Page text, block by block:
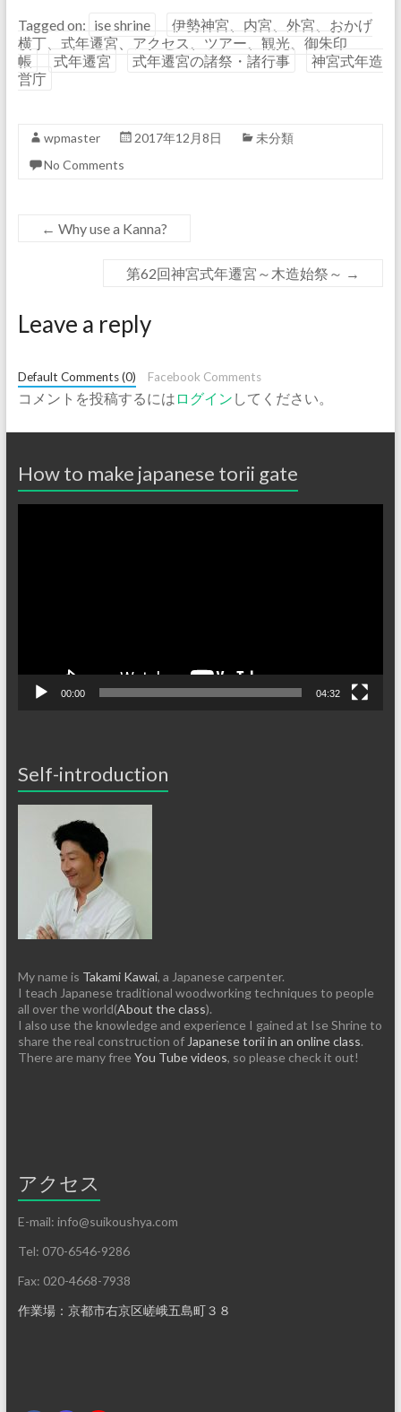
Tagged on: ise shrine
伊勢神宮、内宮、外宮、おかげ
横丁、式年遷宮、アクセス、ツアー、観光、御朱印
帳
式年遷宮 式年遷宮の諸祭・諸行事
神宮式年造
営庁
wpmaster 2017年12月8日
未分類
No Comments
← Why use a Kanna?
第62回神宮式年遷宮～木造始祭～ →
Leave a reply
Default Comments (0) Facebook Comments
コメントを投稿するには ログイン してください。
How to make japanese torii gate
00:00 04:32
Self-introduction
My name is Takami Kawai, a Japanese carpenter.
I teach Japanese traditional woodworking techniques to people
all over the world(About the class).
I also use the knowledge and experience I gained at Ise Shrine to
share the real construction of Japanese torii in an online class.
There are many free You Tube videos, so please check it out!
アクセス
E-mail: info@suikoushya.com
Tel: 070-6546-9286
Fax: 020-4668-7938
作業場：京都市右京区嵯峨五島町３８